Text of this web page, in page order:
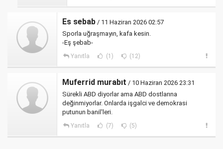
Es sebab / 11 Haziran 2026 02:57
Sporla uğraşmayın, kafa kesin.
-Eş şebab-
Yanıtla (1) (12)
Muferrid murabıt / 10 Haziran 2026 23:31
Sürekli ABD diyorlar ama ABD dostlarına
değinmiyorlar. Onlarda işgalci ve demokrasi
putunun banil'leri.
Yanıtla (7) (5)